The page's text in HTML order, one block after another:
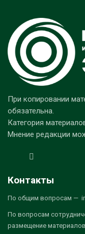
При копировании
обязательна.
Категория
Мнение редакции
Контакты
По общим вопросам —
По вопросам
размещение